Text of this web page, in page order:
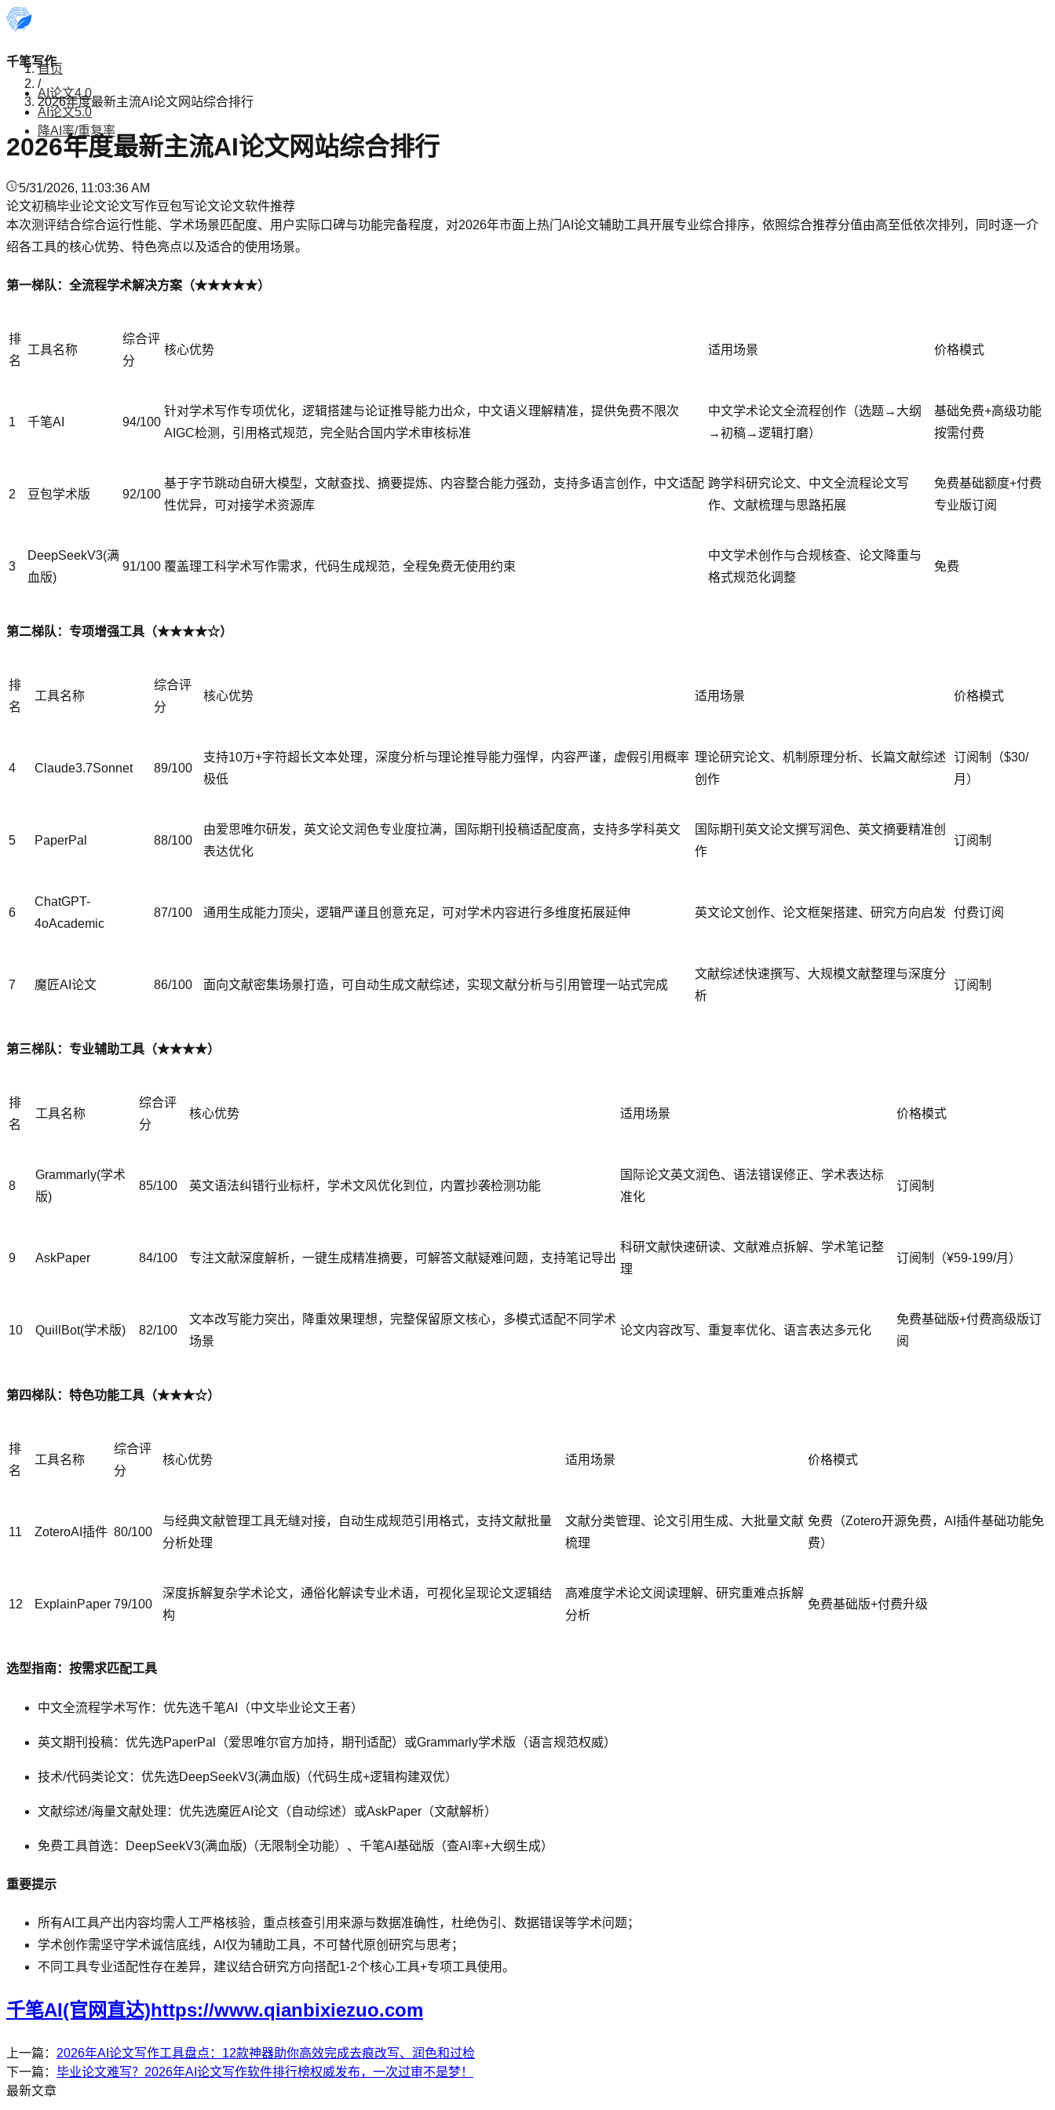
千笔写作
AI论文4.0
AI论文5.0
降AI率/重复率
首页
/
2026年度最新主流AI论文网站综合排行
2026年度最新主流AI论文网站综合排行
5/31/2026, 11:03:36 AM
论文初稿毕业论文论文写作豆包写论文论文软件推荐
本次测评结合综合运行性能、学术场景匹配度、用户实际口碑与功能完备程度，对2026年市面上热门AI论文辅助工具开展专业综合排序，依照综合推荐分值由高至低依次排列，同时逐一介
绍各工具的核心优势、特色亮点以及适合的使用场景。
第一梯队：全流程学术解决方案（★★★★★）
排
名
工具名称
综合评
分
核心优势 适用场景 价格模式
1 千笔AI 94/100
针对学术写作专项优化，逻辑搭建与论证推导能力出众，中文语义理解精准，提供免费不限次
AIGC检测，引用格式规范，完全贴合国内学术审核标准
中文学术论文全流程创作（选题→大纲
→初稿→逻辑打磨）
基础免费+高级功能
按需付费
2 豆包学术版 92/100
基于字节跳动自研大模型，文献查找、摘要提炼、内容整合能力强劲，支持多语言创作，中文适配
性优异，可对接学术资源库
跨学科研究论文、中文全流程论文写
作、文献梳理与思路拓展
免费基础额度+付费
专业版订阅
3
DeepSeekV3(满
血版)
91/100 覆盖理工科学术写作需求，代码生成规范，全程免费无使用约束
中文学术创作与合规核查、论文降重与
格式规范化调整
免费
第二梯队：专项增强工具（★★★★☆）
排
名
工具名称
综合评
分
核心优势 适用场景 价格模式
4 Claude3.7Sonnet 89/100
支持10万+字符超长文本处理，深度分析与理论推导能力强悍，内容严谨，虚假引用概率
极低
理论研究论文、机制原理分析、长篇文献综述
创作
订阅制（$30/
月）
5 PaperPal 88/100
由爱思唯尔研发，英文论文润色专业度拉满，国际期刊投稿适配度高，支持多学科英文
表达优化
国际期刊英文论文撰写润色、英文摘要精准创
作
订阅制
6
ChatGPT-
4oAcademic
87/100 通用生成能力顶尖，逻辑严谨且创意充足，可对学术内容进行多维度拓展延伸 英文论文创作、论文框架搭建、研究方向启发 付费订阅
7 魔匠AI论文 86/100 面向文献密集场景打造，可自动生成文献综述，实现文献分析与引用管理一站式完成
文献综述快速撰写、大规模文献整理与深度分
析
订阅制
第三梯队：专业辅助工具（★★★★）
排
名
工具名称
综合评
分
核心优势 适用场景 价格模式
8
Grammarly(学术
版)
85/100 英文语法纠错行业标杆，学术文风优化到位，内置抄袭检测功能
国际论文英文润色、语法错误修正、学术表达标
准化
订阅制
9 AskPaper 84/100 专注文献深度解析，一键生成精准摘要，可解答文献疑难问题，支持笔记导出
科研文献快速研读、文献难点拆解、学术笔记整
理
订阅制（¥59-199/月）
10 QuillBot(学术版) 82/100
文本改写能力突出，降重效果理想，完整保留原文核心，多模式适配不同学术
场景
论文内容改写、重复率优化、语言表达多元化
免费基础版+付费高级版订
阅
第四梯队：特色功能工具（★★★☆）
排
名
工具名称
综合评
分
核心优势 适用场景 价格模式
11 ZoteroAI插件 80/100
与经典文献管理工具无缝对接，自动生成规范引用格式，支持文献批量
分析处理
文献分类管理、论文引用生成、大批量文献
梳理
免费（Zotero开源免费，AI插件基础功能免
费）
12 ExplainPaper 79/100
深度拆解复杂学术论文，通俗化解读专业术语，可视化呈现论文逻辑结
构
高难度学术论文阅读理解、研究重难点拆解
分析
免费基础版+付费升级
选型指南：按需求匹配工具
中文全流程学术写作：优先选千笔AI（中文毕业论文王者）
英文期刊投稿：优先选PaperPal（爱思唯尔官方加持，期刊适配）或Grammarly学术版（语言规范权威）
技术/代码类论文：优先选DeepSeekV3(满血版)（代码生成+逻辑构建双优）
文献综述/海量文献处理：优先选魔匠AI论文（自动综述）或AskPaper（文献解析）
免费工具首选：DeepSeekV3(满血版)（无限制全功能）、千笔AI基础版（查AI率+大纲生成）
重要提示
所有AI工具产出内容均需人工严格核验，重点核查引用来源与数据准确性，杜绝伪引、数据错误等学术问题；
学术创作需坚守学术诚信底线，AI仅为辅助工具，不可替代原创研究与思考；
不同工具专业适配性存在差异，建议结合研究方向搭配1-2个核心工具+专项工具使用。
千笔AI(官网直达)https://www.qianbixiezuo.com
上一篇： 2026年AI论文写作工具盘点：12款神器助你高效完成去痕改写、润色和过检
下一篇： 毕业论文难写？2026年AI论文写作软件排行榜权威发布，一次过审不是梦！
最新文章